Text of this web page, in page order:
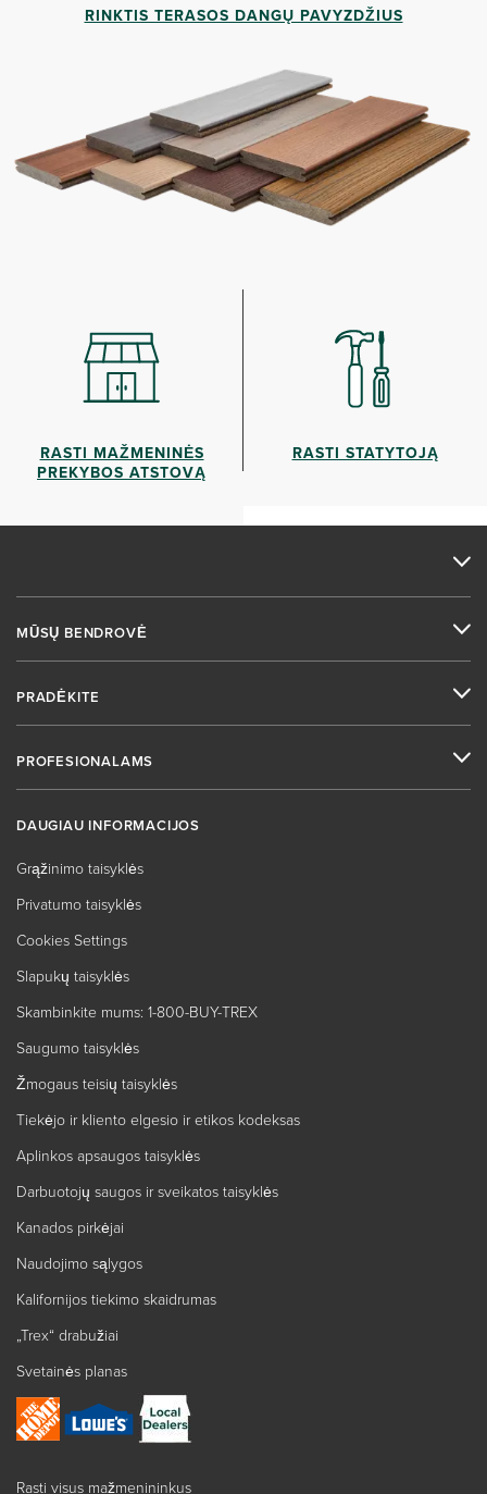
RINKTIS TERASOS DANGŲ PAVYZDŽIUS
RASTI MAŽMENINĖS
PREKYBOS ATSTOVĄ
RASTI STATYTOJĄ
MŪSŲ BENDROVĖ
PRADĖKITE
PROFESIONALAMS
DAUGIAU INFORMACIJOS
Grąžinimo taisyklės
Privatumo taisyklės
Cookies Settings
Slapukų taisyklės
Skambinkite mums: 1-800-BUY-TREX
Saugumo taisyklės
Žmogaus teisių taisyklės
Tiekėjo ir kliento elgesio ir etikos kodeksas
Aplinkos apsaugos taisyklės
Darbuotojų saugos ir sveikatos taisyklės
Kanados pirkėjai
Naudojimo sąlygos
Kalifornijos tiekimo skaidrumas
„Trex“ drabužiai
Svetainės planas
Rasti visus mažmenininkus